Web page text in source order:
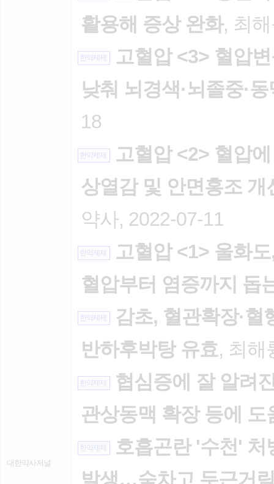
대한약사저널
활용해 증상 완화, 최
한약제제
고혈압 <3> 혈압
낮춰 뇌경색·뇌졸중·
18
한약제제
고혈압 <2> 혈압
상열감 및 안면홍조
약사, 2022-07-11
한약제제
고혈압 <1> 울화
혈압부터 염증까지 돕
한약제제
감초, 혈관확장·
반하후박탕 유효, 최해
한약제제
협심증에 잘 알려
관상동맥 확장 등에 도
한약제제
호흡곤란 '수천' 처
발생…숨차고 두근거